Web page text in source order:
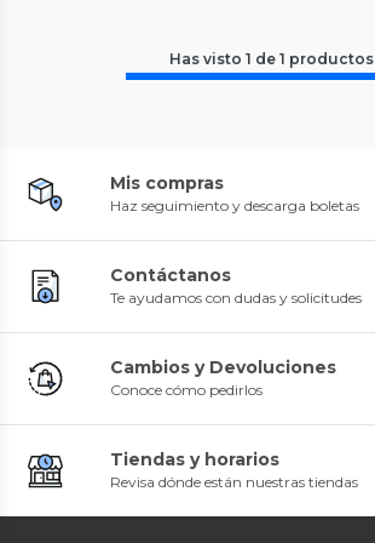
Has visto 1 de 1 productos
Mis compras
Haz seguimiento y descarga boletas
Contáctanos
Te ayudamos con dudas y solicitudes
Cambios y Devoluciones
Conoce cómo pedirlos
Tiendas y horarios
Revisa dónde están nuestras tiendas